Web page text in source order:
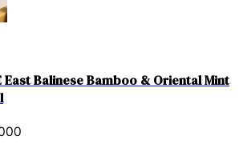
East Balinese Bamboo & Oriental Mint